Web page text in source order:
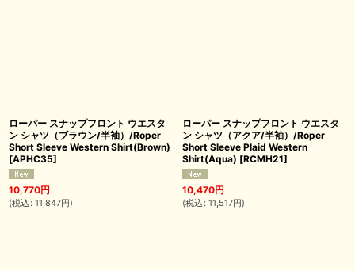
ローパー スナップフロント ウエスタ
ン シャツ（ブラウン/半袖）/Roper
Short Sleeve Western Shirt(Brown)
[APHC35]
10,770円
(税込 : 11,847円)
ローパー スナップフロント ウエスタ
ン シャツ（アクア/半袖）/Roper
Short Sleeve Plaid Western
Shirt(Aqua) [RCMH21]
10,470円
(税込 : 11,517円)